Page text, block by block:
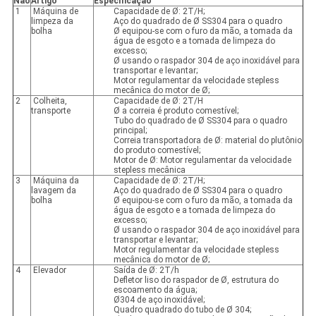
1
Máquina de
limpeza da
bolha
Capacidade de Ø: 2T/H;
Aço do quadrado de Ø SS304 para o quadro
Ø equipou-se com o furo da mão, a tomada da
água de esgoto e a tomada de limpeza do
excesso;
Ø usando o raspador 304 de aço inoxidável para
transportar e levantar;
Motor regulamentar da velocidade stepless
mecânica do motor de Ø;
2
Colheita,
transporte
Capacidade de Ø: 2T/H
Ø a correia é produto comestível;
Tubo do quadrado de Ø SS304 para o quadro
principal;
Correia transportadora de Ø: material do plutônio
do produto comestível;
Motor de Ø: Motor regulamentar da velocidade
stepless mecânica
3
Máquina da
lavagem da
bolha
Capacidade de Ø: 2T/H;
Aço do quadrado de Ø SS304 para o quadro
Ø equipou-se com o furo da mão, a tomada da
água de esgoto e a tomada de limpeza do
excesso;
Ø usando o raspador 304 de aço inoxidável para
transportar e levantar;
Motor regulamentar da velocidade stepless
mecânica do motor de Ø;
4
Elevador
Saída de Ø: 2T/h
Defletor liso do raspador de Ø, estrutura do
escoamento da água;
Ø304 de aço inoxidável;
Quadro quadrado do tubo de Ø 304;